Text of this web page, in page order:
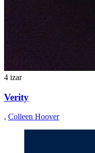
4 izar
Verity
, Colleen Hoover